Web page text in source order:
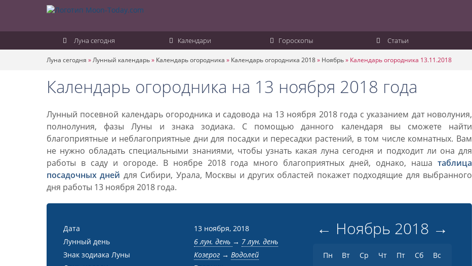
Луна сегодня Календари Гороскопы Статьи
Луна сегодня »Лунный календарь» Календарь огородника » Календарь огородника 2018» Ноябрь» Календарь огородника 13.11.2018
Календарь огородника на 13 ноября 2018 года
Лунный посевной календарь огородника и садовода на 13 ноября 2018 года с указанием дат новолуния,
полнолуния, фазы Луны и знака зодиака. С помощью данного календаря вы сможете найти
благоприятные и неблагоприятные дни для посадки и пересадки растений, в том числе комнатных. Вам
не нужно обладать специальными знаниями, чтобы узнать какая луна сегодня и подходит ли она для
работы в саду и огороде. В ноябре 2018 года много благоприятных дней, однако, наша таблица
посадочных дней для Сибири, Урала, Москвы и других областей покажет подходящие для выбранного
дня работы 13 ноября 2018 года.
Дата
13 ноября, 2018
Лунный день
6 лун. день → 7 лун. день
Знак зодиака Луны
Козерог→ Водолей
← Ноябрь 2018 →
Пн Вт Ср Чт Пт Сб
Вс